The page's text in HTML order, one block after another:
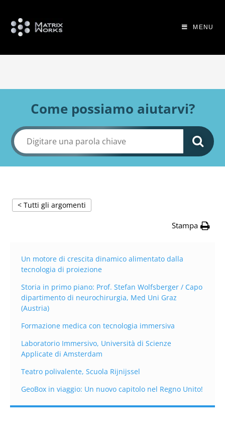
MENU
Come possiamo aiutarvi?
< Tutti gli argomenti
Stampa
Un motore di crescita dinamico alimentato dalla
tecnologia di proiezione
Storia in primo piano: Prof. Stefan Wolfsberger / Capo
dipartimento di neurochirurgia, Med Uni Graz
(Austria)
Formazione medica con tecnologia immersiva
Laboratorio Immersivo, Università di Scienze
Applicate di Amsterdam
Teatro polivalente, Scuola Rijnijssel
GeoBox in viaggio: Un nuovo capitolo nel Regno Unito!